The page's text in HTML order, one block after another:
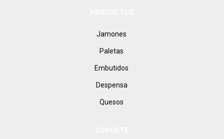
Jamones
Paletas
Embutidos
Despensa
Quesos